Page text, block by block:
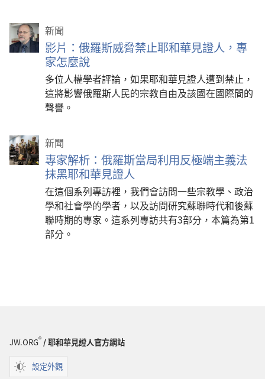
新聞
影片：俄羅斯威脅禁止耶和華見證人，專
家怎麼說
多位人權學者評論，如果耶和華見證人遭到禁止，
這將影響俄羅斯人民的宗教自由及該國在國際間的
聲譽。
新聞
專家解析：俄羅斯當局利用反極端主義法
抹黑耶和華見證人
在這個系列專訪裡，我們會訪問一些宗教學、政治
學和社會學的學者，以及訪問研究蘇聯時代和後蘇
聯時期的專家。這系列專訪共有3部分，本篇為第1
部分。
JW.ORG®/ 耶和華見證人官方網站
設定外觀